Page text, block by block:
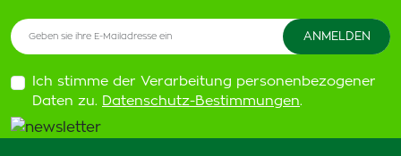
Ich stimme der Verarbeitung personenbezogener
Daten zu. Datenschutz-Bestimmungen.